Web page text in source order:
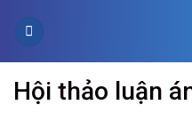
Hội thảo luận